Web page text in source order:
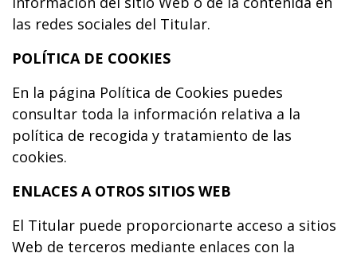
las redes sociales del Titular.
POLÍTICA DE COOKIES
En la página Política de Cookies puedes
consultar toda la información relativa a la
política de recogida y tratamiento de las
cookies.
ENLACES A OTROS SITIOS WEB
El Titular puede proporcionarte acceso a sitios
Web de terceros mediante enlaces con la